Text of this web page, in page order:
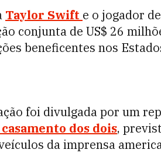
Taylor Swift e o jogador
conjunta de US$ 26
beneficentes nos
foi divulgada por um
dos dois,
da imprensa